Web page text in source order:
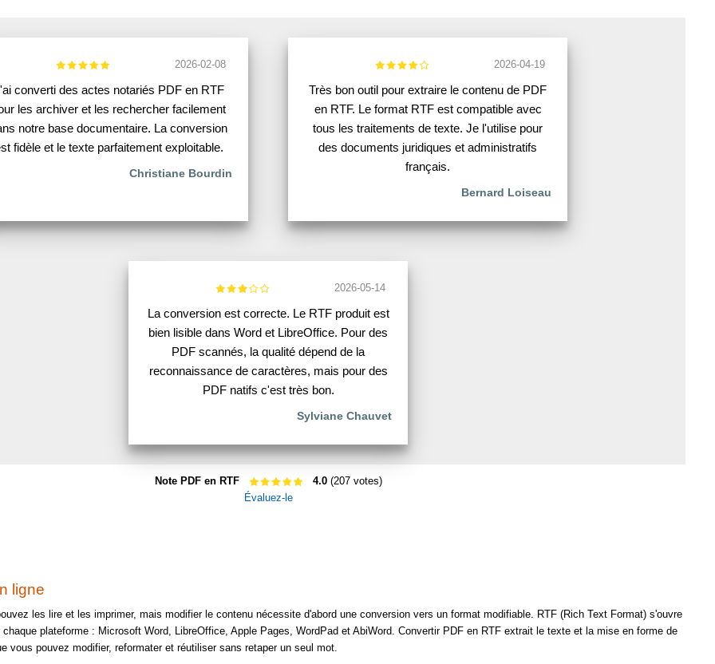
2026-02-08
converti des actes notariés PDF en RTF
les archiver et les rechercher facilement
notre base documentaire. La conversion
fidèle et le texte parfaitement exploitable.
Christiane Bourdin
2026-04-19
Très bon outil pour extraire le contenu de PDF
en RTF. Le format RTF est compatible avec
tous les traitements de texte. Je l'utilise pour
des documents juridiques et administratifs
français.
Bernard Loiseau
2026-05-14
La conversion est correcte. Le RTF produit est
bien lisible dans Word et LibreOffice. Pour des
PDF scannés, la qualité dépend de la
reconnaissance de caractères, mais pour des
PDF natifs c'est très bon.
Sylviane Chauvet
Note PDF en RTF 4.0(207 votes)
Évaluez-le
ligne
les lire et les imprimer, mais modifier le contenu nécessite d'abord une conversion vers un format modifiable. RTF (Rich Text Format) s'ouvre
plateforme : Microsoft Word, LibreOffice, Apple Pages, WordPad et AbiWord. Convertir PDF en RTF extrait le texte et la mise en forme de
vous pouvez modifier, reformater et réutiliser sans retaper un seul mot.